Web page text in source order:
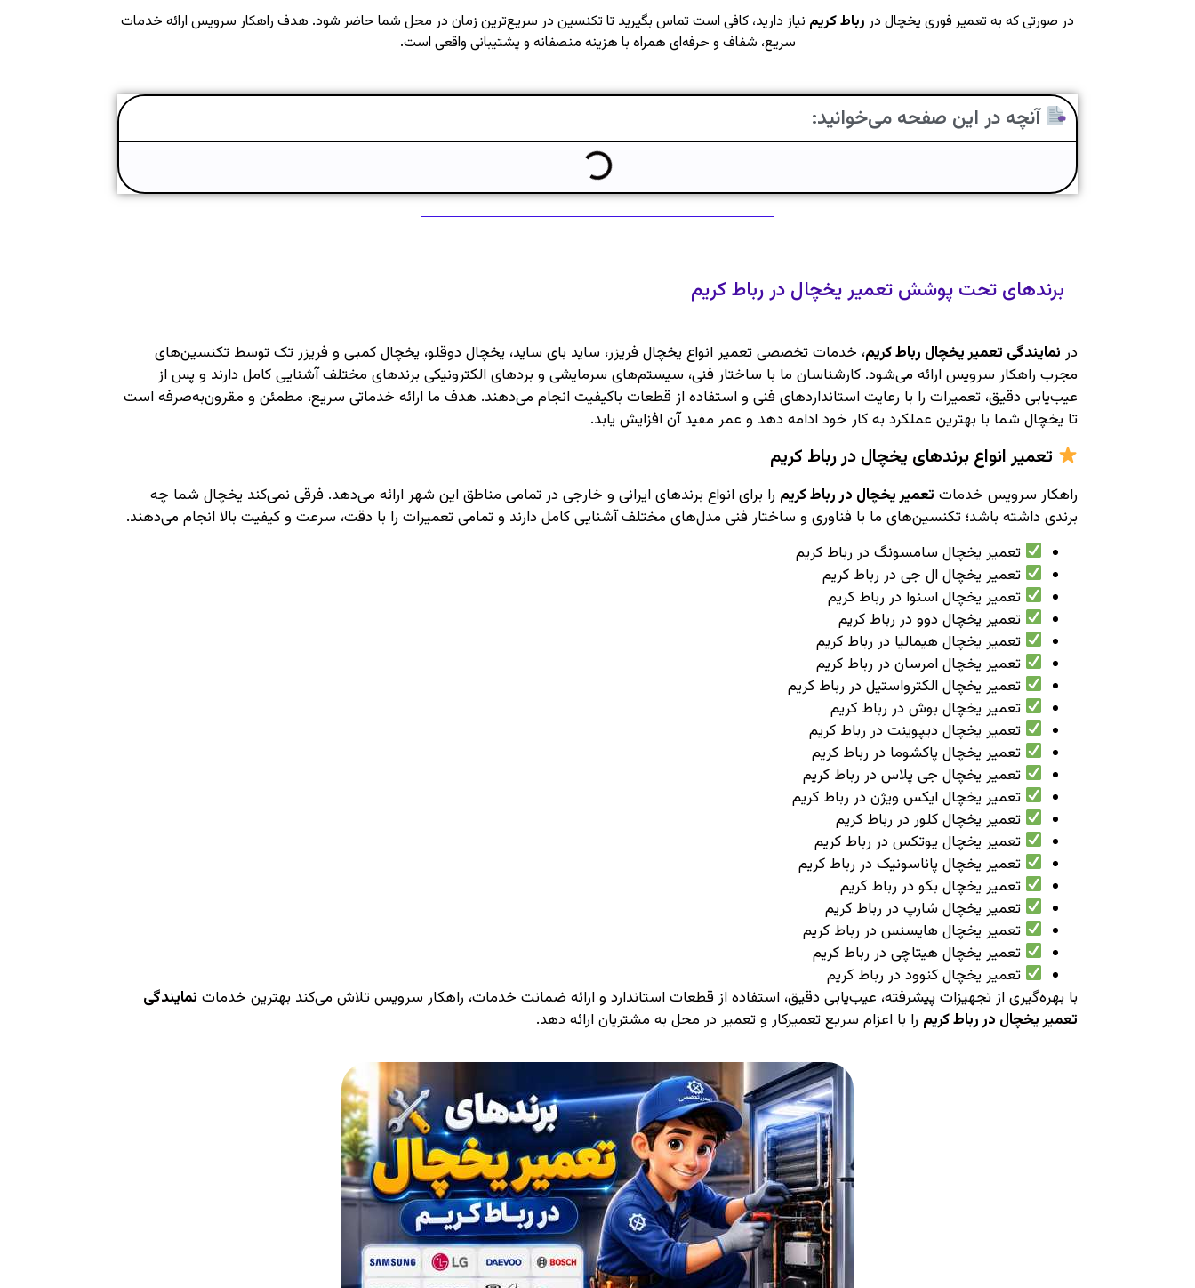
در صورتی که به تعمیر فوری یخچال در رباط کریم نیاز دارید، کافی است تماس بگیرید تا تکنسین در سریع‌ترین زمان در محل شما حاضر شود. هدف راهکار سرویس ارائه خدمات
سریع، شفاف و حرفه‌ای همراه با هزینه منصفانه و پشتیبانی واقعی است.
آنچه در این صفحه می‌خوانید:
برندهای تحت پوشش تعمیر یخچال در رباط کریم
در نمایندگی تعمیر یخچال رباط کریم، خدمات تخصصی تعمیر انواع یخچال فریزر، ساید بای ساید، یخچال دوقلو، یخچال کمبی و فریزر تک توسط تکنسین‌های
مجرب راهکار سرویس ارائه می‌شود. کارشناسان ما با ساختار فنی، سیستم‌های سرمایشی و بردهای الکترونیکی برندهای مختلف آشنایی کامل دارند و پس از
عیب‌یابی دقیق، تعمیرات را با رعایت استانداردهای فنی و استفاده از قطعات باکیفیت انجام می‌دهند. هدف ما ارائه خدماتی سریع، مطمئن و مقرون‌به‌صرفه است
تا یخچال شما با بهترین عملکرد به کار خود ادامه دهد و عمر مفید آن افزایش یابد.
تعمیر انواع برندهای یخچال در رباط کریم
راهکار سرویس خدمات تعمیر یخچال در رباط کریم را برای انواع برندهای ایرانی و خارجی در تمامی مناطق این شهر ارائه می‌دهد. فرقی نمی‌کند یخچال شما چه
برندی داشته باشد؛ تکنسین‌های ما با فناوری و ساختار فنی مدل‌های مختلف آشنایی کامل دارند و تمامی تعمیرات را با دقت، سرعت و کیفیت بالا انجام می‌دهند.
تعمیر یخچال سامسونگ در رباط کریم
تعمیر یخچال ال جی در رباط کریم
تعمیر یخچال اسنوا در رباط کریم
تعمیر یخچال دوو در رباط کریم
تعمیر یخچال هیمالیا در رباط کریم
تعمیر یخچال امرسان در رباط کریم
تعمیر یخچال الکترواستیل در رباط کریم
تعمیر یخچال بوش در رباط کریم
تعمیر یخچال دیپوینت در رباط کریم
تعمیر یخچال پاکشوما در رباط کریم
تعمیر یخچال جی پلاس در رباط کریم
تعمیر یخچال ایکس ویژن در رباط کریم
تعمیر یخچال کلور در رباط کریم
تعمیر یخچال یوتکس در رباط کریم
تعمیر یخچال پاناسونیک در رباط کریم
تعمیر یخچال بکو در رباط کریم
تعمیر یخچال شارپ در رباط کریم
تعمیر یخچال هایسنس در رباط کریم
تعمیر یخچال هیتاچی در رباط کریم
تعمیر یخچال کنوود در رباط کریم
با بهره‌گیری از تجهیزات پیشرفته، عیب‌یابی دقیق، استفاده از قطعات استاندارد و ارائه ضمانت خدمات، راهکار سرویس تلاش می‌کند بهترین خدمات نمایندگی
تعمیر یخچال در رباط کریم را با اعزام سریع تعمیرکار و تعمیر در محل به مشتریان ارائه دهد.